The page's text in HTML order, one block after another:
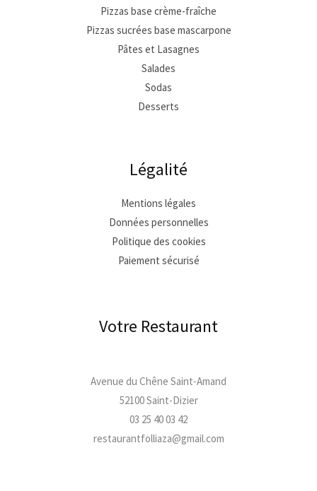
Pizzas base crème-fraîche
Pizzas sucrées base mascarpone
Pâtes et Lasagnes
Salades
Sodas
Desserts
Légalité
Mentions légales
Données personnelles
Politique des cookies
Paiement sécurisé
Votre Restaurant
Avenue du Chêne Saint-Amand
52100 Saint-Dizier
03 25 40 03 42
restaurantfolliaza@gmail.com